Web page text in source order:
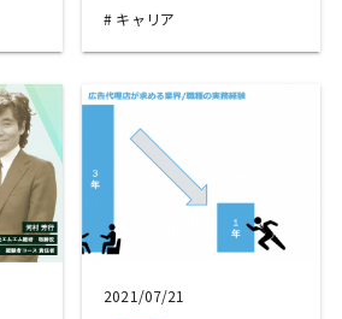
キャリア
2021/07/21